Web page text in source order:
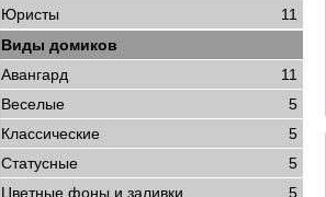
Юристы
11
Виды домиков
Авангард
11
Веселые
5
Классические
5
Статусные
5
Цветные фоны и заливки
5